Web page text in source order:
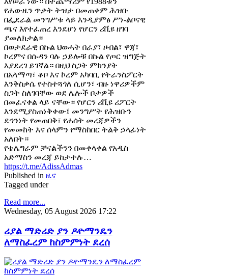
የሐውዜን ጥቃት ትዝታ በመጠቀም ሕዝቡ
በፌደራል መንግሥቱ ላይ እንዲያምፅ ሥነ-ልቦናዊ
ጫና እየተፈጠረ እንደሆነ የሆርን ሪቪዩ ዘገባ
ያመለክታል።
በወታደራዊ በኩል ህወሓት በራያ፣ ዞብል፣ ዋጃ፣
ኮረምና በሱዳን ባሉ ኃይሎቹ በኩል የጦር ዝግጅት
እያደረገ ይገኛል። በዚህ ስጋት ምክንያት
በአላማጣ፣ ቆቦ እና ኮረም አካባቢ የትራንስፖርት
እንቅስቃሴ የተስተጓጎለ ሲሆን፣ ብዙ ነዋሪዎችም
ስጋት ስለገባቸው ወደ ሌሎች ቦታዎች
በመፈናቀል ላይ ናቸው። የሆርን ሪቪዩ ሪፖርት
እንደሚያስጠነቅቀው፤ መንግሥት የሕዝቡን
ደኅንነት የመጠበቅ፣ የሐሰት መረጃዎችን
የመመከት እና ሰላምን የማስከበር ትልቅ ኃላፊነት
አለበት።
የቴሌግራም ቻናልችንን በመቀላቀል የአዲስ
አድማስን መረጃ ይከታተሉ…
https://t.me/AdissAdmas
Published in ዜና
Tagged under
Read more...
Wednesday, 05 August 2026 17:22
ሪያል ማድሪድ ያን ዶዮማንዴን
ለማስፈረም ከስምምነት ደረሰ